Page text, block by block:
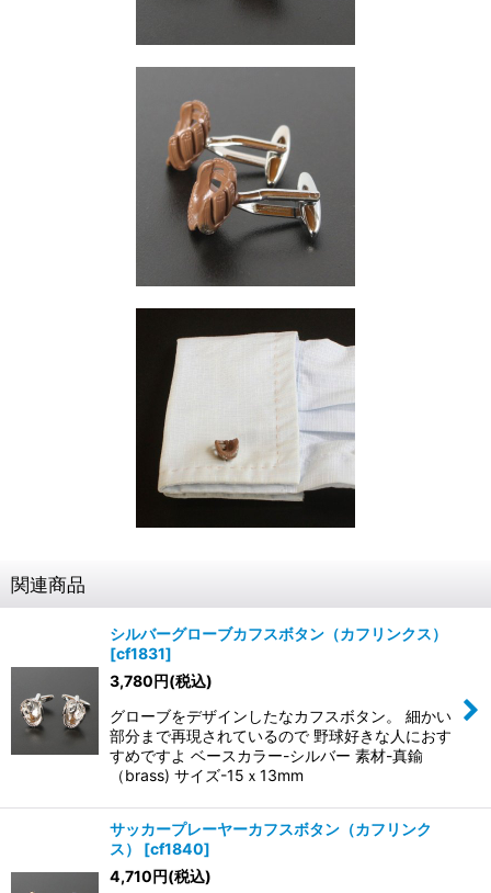
関連商品
シルバーグローブカフスボタン（カフリンクス）
[cf1831]
3,780円(税込)
グローブをデザインしたなカフスボタン。 細かい
部分まで再現されているので 野球好きな人におす
すめですよ ベースカラー-シルバー 素材-真鍮
（brass) サイズ-15ｘ13mm
サッカープレーヤーカフスボタン（カフリンク
ス）
[cf1840]
4,710円(税込)